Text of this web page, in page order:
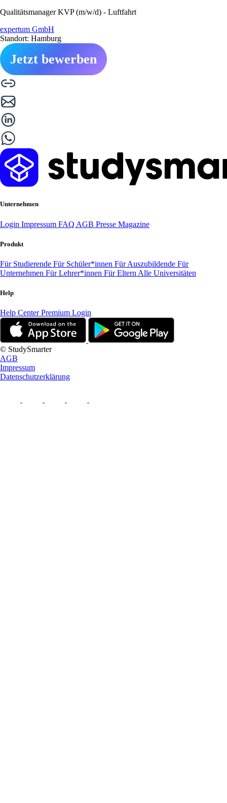
Qualitätsmanager KVP (m/w/d) - Luftfahrt
expertum GmbH
Standort: Hamburg
Jetzt bewerben
Unternehmen
Login Impressum FAQ AGB Presse Magazine
Produkt
Für Studierende Für Schüler*innen Für Auszubildende Für
Unternehmen Für Lehrer*innen Für Eltern Alle Universitäten
Help
Help CenterPremium Login
© StudySmarter
AGB
Impressum
Datenschutzerklärung